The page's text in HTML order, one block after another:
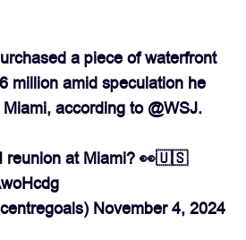
a piece of waterfront
million amid speculation he
according to @WSJ.
reunion at Miami? 👀🇺🇸
November 4, 2024